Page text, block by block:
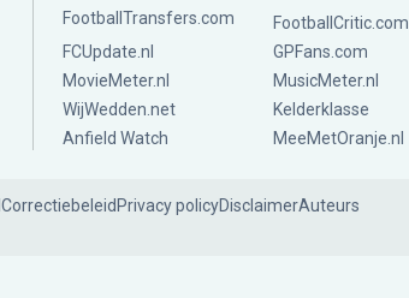
FootballTransfers.com
FootballCritic.com
FCUpdate.nl
GPFans.com
MovieMeter.nl
MusicMeter.nl
WijWedden.net
Kelderklasse
Anfield Watch
MeeMetOranje.nl
Correctiebeleid Privacy policyDisclaimerAuteurs